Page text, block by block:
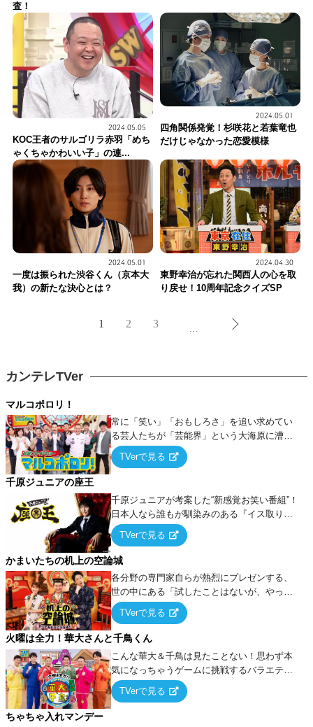
査！
2024.05.05
KOC王者のサルゴリラ赤羽「めち
ゃくちゃかわいい子」の連...
2024.05.01
四角関係発覚！杉咲花と若葉竜也
だけじゃなかった恋愛模様
2024.05.01
一度は振られた渋谷くん（京本大
我）の新たな決心とは？
2024.04.30
東野幸治が忘れた関西人の心を取
り戻せ！10周年記念クイズSP
1 2 3
カンテレTVer
マルコポロリ！
常に「笑い」「おもしろさ」を追い求めてい
る芸人たちが「芸能界」という大海原に漕ぎ
出でて、新たなオモシロ人間を発掘する！
TVerで見る
千原ジュニアの座王
千原ジュニアが考案した“新感覚お笑い番組”！
日本人なら誰もが馴染みのある『イス取りゲ
ーム』をベースに、大喜利・ギャグ・モノボ
ケ・歌…など様々なお題で芸人がショートネ
タを競い合う！
TVerで見る
かまいたちの机上の空論城
各分野の専門家自らが熱烈にプレゼンする、
世の中にある「試したことはないが、やって
みたらこうなる！…ハズ」という“机上の空
論”に若手芸人らがカラダを張って挑む！
TVerで見る
火曜は全力！華大さんと千鳥くん
こんな華大＆千鳥は見たことない！思わず本
気になっちゃうゲームに挑戦するバラエティ
ー！
TVerで見る
ちゃちゃ入れマンデー